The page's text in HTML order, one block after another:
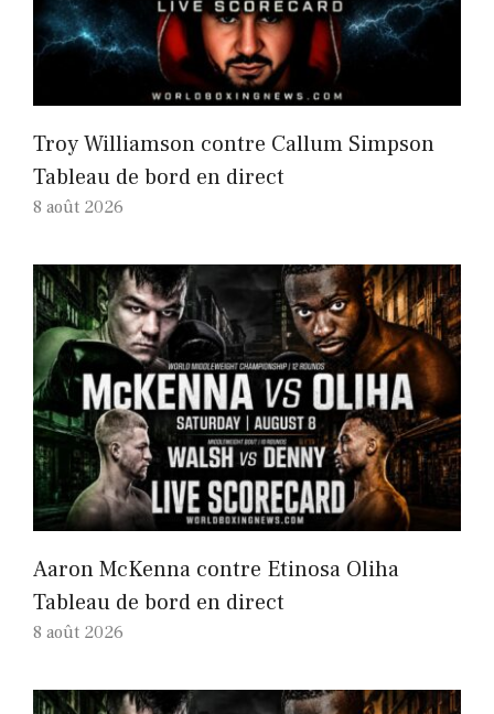
Troy Williamson contre Callum Simpson
Tableau de bord en direct
8 août 2026
Aaron McKenna contre Etinosa Oliha
Tableau de bord en direct
8 août 2026